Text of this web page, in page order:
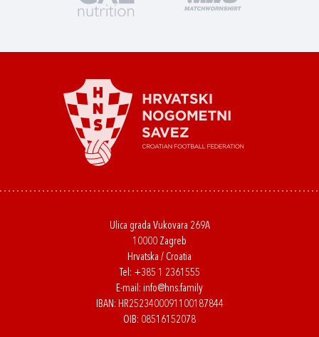
Ulica grada Vukovara 269A
10000 Zagreb
Hrvatska / Croatia
Tel: +385 1 2361555
E-mail: info@hns.family
IBAN: HR2523400091100187844
OIB: 08516152078